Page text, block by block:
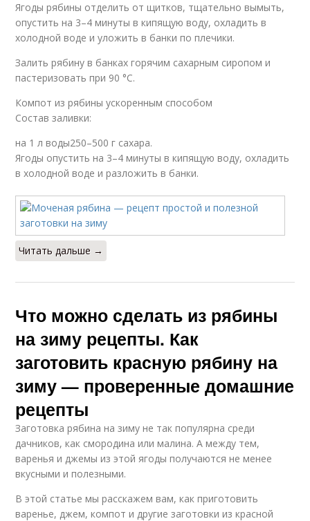
Ягоды рябины отделить от щитков, тщательно вымыть,
опустить на 3–4 минуты в кипящую воду, охладить в
холодной воде и уложить в банки по плечики.
Залить рябину в банках горячим сахарным сиропом и
пастеризовать при 90 °C.
Компот из рябины ускоренным способом
Состав заливки:
на 1 л воды250–500 г сахара.
Ягоды опустить на 3–4 минуты в кипящую воду, охладить
в холодной воде и разложить в банки.
Читать дальше →
Что можно сделать из рябины
на зиму рецепты. Как
заготовить красную рябину на
зиму — проверенные домашние
рецепты
Заготовка рябина на зиму не так популярна среди
дачников, как смородина или малина. А между тем,
варенья и джемы из этой ягоды получаются не менее
вкусными и полезными.
В этой статье мы расскажем вам, как приготовить
варенье, джем, компот и другие заготовки из красной